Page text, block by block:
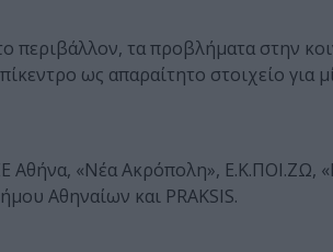
περιβάλλον, τα προβλήματα στην
ως απαραίτητο στοιχείο για
Αθήνα, «Νέα Ακρόπολη», Ε.Κ.ΠΟΙ.ΖΩ,
Αθηναίων και PRAKSIS.